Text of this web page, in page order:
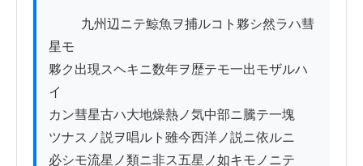
星モ
夥ク出現スヘキニ数年ヲ歴テモ一出モザルハ
イ
カン彗星古ハ大地燥熱ノ気中部ニ騰テ一塊
ツナスノ説ヲ唱ルト雖今西洋ノ説ニ依ルニ
必シモ流星ノ類ニ非ス五星ノ如キモノニテ